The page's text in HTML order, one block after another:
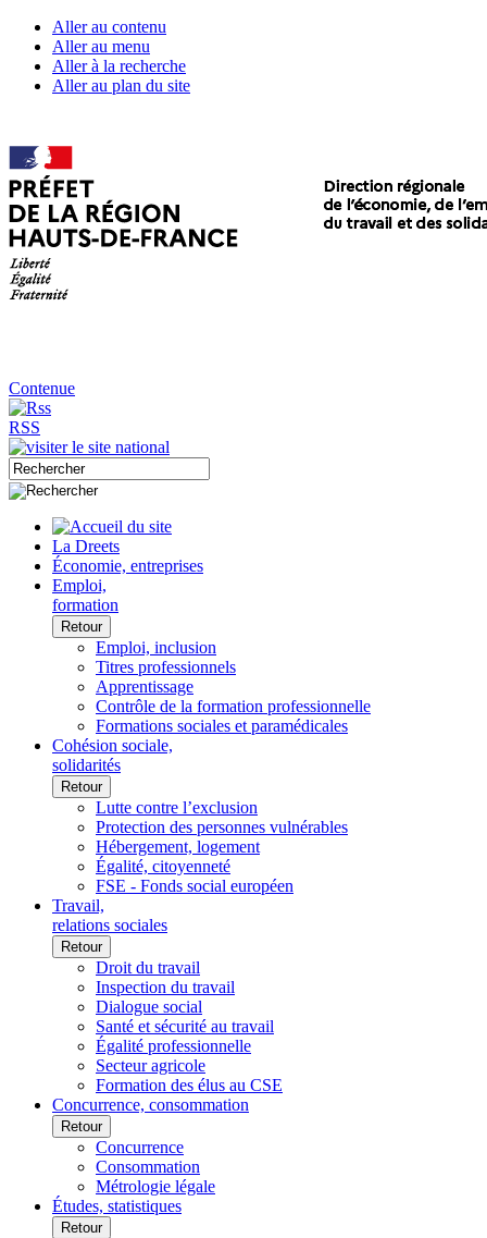
Aller au contenu
Aller au menu
Aller à la recherche
Aller au plan du site
Contenue
RSS
La Dreets
Économie, entreprises
Emploi,
formation
Retour
Emploi, inclusion
Titres professionnels
Apprentissage
Contrôle de la formation professionnelle
Formations sociales et paramédicales
Cohésion sociale,
solidarités
Retour
Lutte contre l’exclusion
Protection des personnes vulnérables
Hébergement, logement
Égalité, citoyenneté
FSE - Fonds social européen
Travail,
relations sociales
Retour
Droit du travail
Inspection du travail
Dialogue social
Santé et sécurité au travail
Égalité professionnelle
Secteur agricole
Formation des élus au CSE
Concurrence, consommation
Retour
Concurrence
Consommation
Métrologie légale
Études, statistiques
Retour